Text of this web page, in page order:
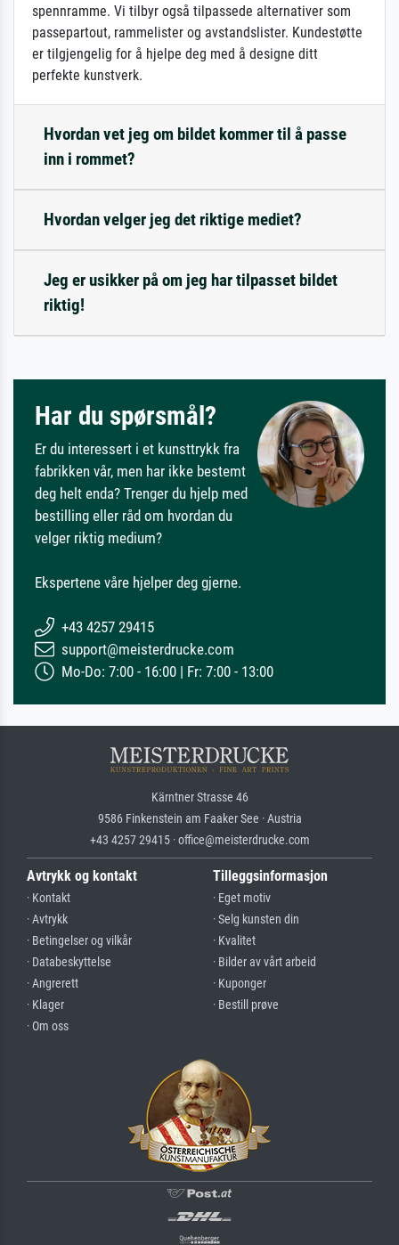
spennramme. Vi tilbyr også tilpassede alternativer som
passepartout, rammelister og avstandslister. Kundestøtte
er tilgjengelig for å hjelpe deg med å designe ditt
perfekte kunstverk.
Hvordan vet jeg om bildet kommer til å passe
inn i rommet?
Hvordan velger jeg det riktige mediet?
Jeg er usikker på om jeg har tilpasset bildet
riktig!
Har du spørsmål?
Er du interessert i et kunsttrykk fra
fabrikken vår, men har ikke bestemt
deg helt enda? Trenger du hjelp med
bestilling eller råd om hvordan du
velger riktig medium?
Ekspertene våre hjelper deg gjerne.
+43 4257 29415
support@meisterdrucke.com
Mo-Do: 7:00 - 16:00 | Fr: 7:00 - 13:00
Kärntner Strasse 46
9586 Finkenstein am Faaker See · Austria
+43 4257 29415 · office@meisterdrucke.com
Avtrykk og kontakt
· Kontakt
· Avtrykk
· Betingelser og vilkår
· Databeskyttelse
· Angrerett
· Klager
· Om oss
Tilleggsinformasjon
· Eget motiv
· Selg kunsten din
· Kvalitet
· Bilder av vårt arbeid
· Kuponger
· Bestill prøve